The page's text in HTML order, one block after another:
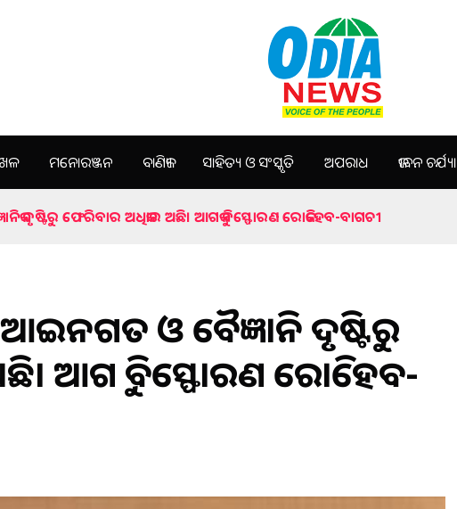
ମନୋରଞ୍ଜନ ବାଣିଜ୍ୟ ସାହିତ୍ୟ ଓ ସଂସ୍କୃତି ଅପରାଧ ଜୀବନ ଚର୍ଯ୍ୟା
ଦୃଷ୍ଟିରୁ ଫେରିବାର ଅଧିକାର ଅଛି। ଆଗକୁ ବିସ୍ଫୋରଣ ରୋକିହେବ-ବାଗଚୀ
ଆଇନଗତ ଓ ବୈଜ୍ଞାନିକ ଦୃଷ୍ଟିରୁ
ଆଗକୁ ବିସ୍ଫୋରଣ ରୋକିହେବ-